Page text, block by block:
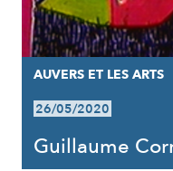
AUVERS ET LES ARTS
26/05/2020
Guillaume